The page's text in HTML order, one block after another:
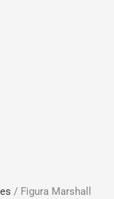
/ Figura Marshall